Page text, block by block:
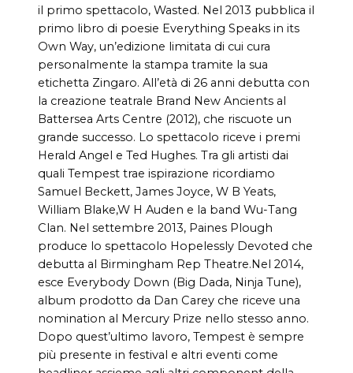
il primo spettacolo, Wasted. Nel 2013 pubblica il
primo libro di poesie Everything Speaks in its
Own Way, un’edizione limitata di cui cura
personalmente la stampa tramite la sua
etichetta Zingaro. All’età di 26 anni debutta con
la creazione teatrale Brand New Ancients al
Battersea Arts Centre (2012), che riscuote un
grande successo. Lo spettacolo riceve i premi
Herald Angel e Ted Hughes. Tra gli artisti dai
quali Tempest trae ispirazione ricordiamo
Samuel Beckett, James Joyce, W B Yeats,
William Blake,W H Auden e la band Wu-Tang
Clan. Nel settembre 2013, Paines Plough
produce lo spettacolo Hopelessly Devoted che
debutta al Birmingham Rep Theatre.Nel 2014,
esce Everybody Down (Big Dada, Ninja Tune),
album prodotto da Dan Carey che riceve una
nomination al Mercury Prize nello stesso anno.
Dopo quest’ultimo lavoro, Tempest è sempre
più presente in festival e altri eventi come